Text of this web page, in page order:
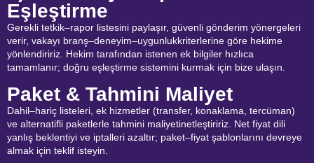
Eşleştirme
Gerekli tetkik–rapor listesini paylaşır, güvenli gönderim yönergeleri
verir, vakayı branş–deneyim–uygunlukkriterlerine göre hekime
yönlendiririz. Hekim tarafından istenen ek bilgiler hızlıca
tamamlanır; doğru eşleştirme sistemini kurmak için bize ulaşın.
Paket & Tahmini Maliyet
Dahil–hariç listeleri, ek hizmetler (transfer, konaklama, tercüman)
ve alternatifli paketlerle tahmini maliyetinetleştiririz. Net fiyat dili
yanlış beklentiyi ve iptalleri azaltır; paket–fiyat şablonlarını devreye
almak için teklif isteyin.